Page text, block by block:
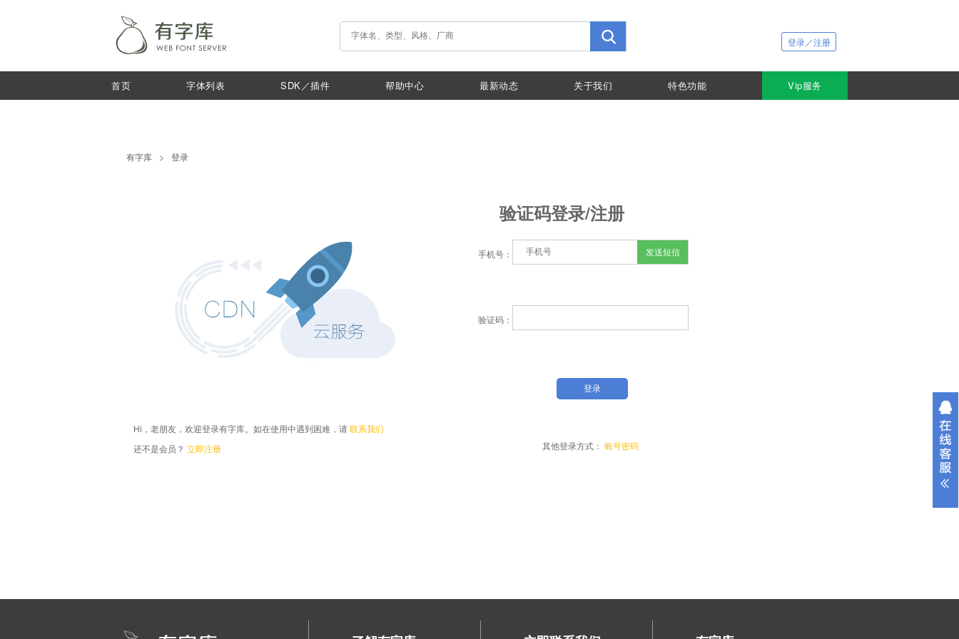
登录／注册
首页 字体列表 SDK／插件 帮助中心 最新动态 关于我们 特色功能 Vip服务
有字库 > 登录
验证码登录/注册
手机号：
验证码：
其他登录方式： 账号密码
Hi，老朋友，欢迎登录有字库。如在使用中遇到困难，请联系我们
还不是会员？ 立即注册